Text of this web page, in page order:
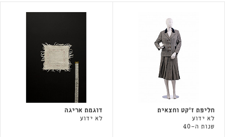
חליפת ז'קט וחצאית
לא ידוע
שנות ה-40
דוגמת אריגה
לא ידוע